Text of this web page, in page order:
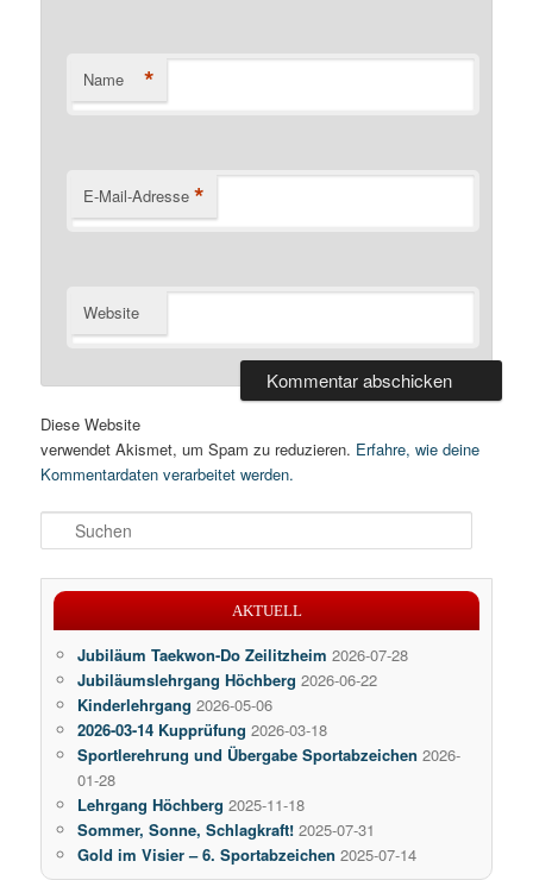
Name *
E-Mail-Adresse *
Website
Diese Website
verwendet Akismet, um Spam zu reduzieren. Erfahre, wie deine
Kommentardaten verarbeitet werden.
u
AKTUELL
Jubiläum Taekwon-Do Zeilitzheim 2026-07-28
Jubiläumslehrgang Höchberg 2026-06-22
Kinderlehrgang 2026-05-06
2026-03-14 Kupprüfung 2026-03-18
Sportlerehrung und Übergabe Sportabzeichen 2026-
01-28
Lehrgang Höchberg 2025-11-18
Sommer, Sonne, Schlagkraft! 2025-07-31
Gold im Visier – 6. Sportabzeichen 2025-07-14